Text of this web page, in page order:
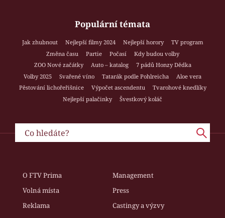
Populární témata
Jak zhubnout Nejlepší filmy 2024 Nejlepší horory
TV program
Změna času
Partie Počasí
Kdy budou volby
ZOO Nové začátky
Auto – katalog
7 pádů Honzy Dědka
Volby 2025
Svařené víno Tatarák podle Pohlreicha
Aloe vera
Pěstování lichořeřišnice
Výpočet ascendentu
Tvarohové knedlíky
Nejlepší palačinky
Švestkový koláč
O FTV Prima
Management
Volná místa
Press
Reklama
Castingy a výzvy